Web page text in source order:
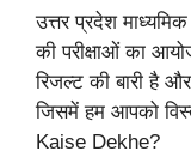
उत्तर प्रदेश माध्यमिक
की परीक्षाओं का
रिजल्ट की बारी है
जिसमें हम आपको
Kaise Dekhe?